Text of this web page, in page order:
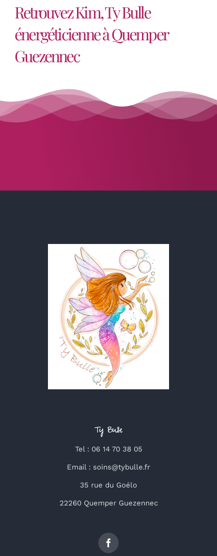
Retrouvez Kim, Ty Bulle
énergéticienne à Quemper
Guezennec
Ty Bulle
Tel : 06 14 70 38 05
Email : soins@tybulle.fr
35 rue du Goélo
22260 Quemper Guezennec